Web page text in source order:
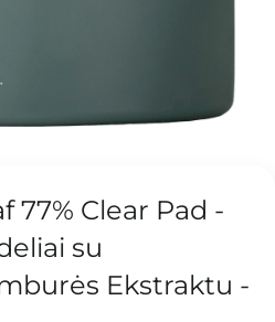
77% Clear Pad -
su
Ekstraktu -